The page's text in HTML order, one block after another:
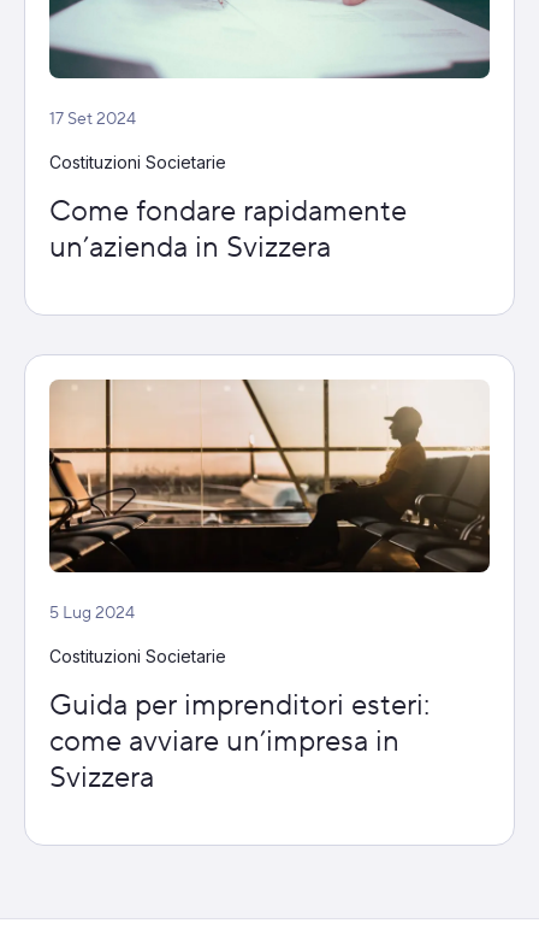
17 Set 2024
Costituzioni Societarie
Come fondare rapidamente
un’azienda in Svizzera
5 Lug 2024
Costituzioni Societarie
Guida per imprenditori esteri:
come avviare un’impresa in
Svizzera